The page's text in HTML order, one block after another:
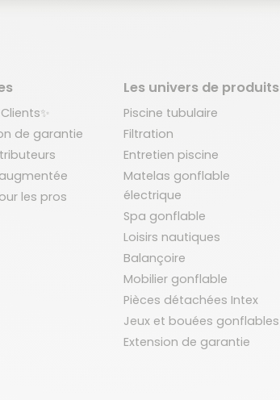
de garantie
les pros
Les univers de produits
Piscine tubulaire
Filtration
Entretien piscine
Matelas gonflable
électrique
Spa gonflable
Loisirs nautiques
Balançoire
Mobilier gonflable
Pièces détachées Intex
Jeux et bouées gonflables
Extension de garantie